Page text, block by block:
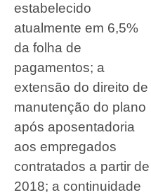
estabelecido
atualmente em 6,5%
da folha de
pagamentos; a
extensão do direito de
manutenção do plano
após aposentadoria
aos empregados
contratados a partir de
2018; a continuidade